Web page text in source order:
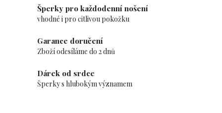
Šperky pro každodenní nošení
vhodné i pro citlivou pokožku
Garance doručení
Zboží odesíláme do 2 dnů
Dárek od srdce
Šperky s hlubokým významem